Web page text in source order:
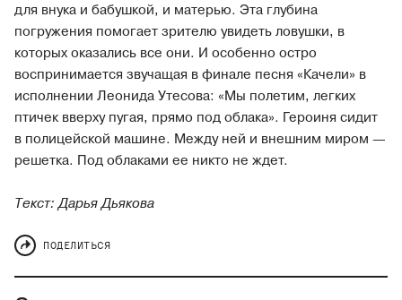
для внука и бабушкой, и матерью. Эта глубина
погружения помогает зрителю увидеть ловушки, в
которых оказались все они. И особенно остро
воспринимается звучащая в финале песня «Качели» в
исполнении Леонида Утесова: «Мы полетим, легких
птичек вверху пугая, прямо под облака». Героиня сидит
в полицейской машине. Между ней и внешним миром —
решетка. Под облаками ее никто не ждет.
Текст: Дарья Дьякова
ПОДЕЛИТЬСЯ